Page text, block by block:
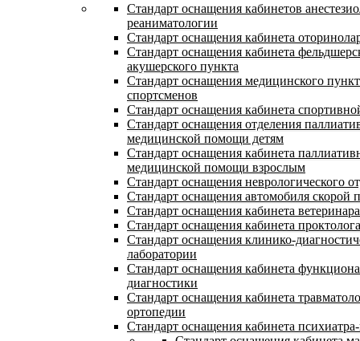
Стандарт оснащения кабинетов
реаниматологии
Стандарт оснащения кабинета
Стандарт оснащения кабинета
акушерского пункта
Стандарт оснащения медицинского
спортсменов
Стандарт оснащения кабинета
Стандарт оснащения отделения
медицинской помощи детям
Стандарт оснащения кабинета
медицинской помощи взрослым
Стандарт оснащения неврологического
Стандарт оснащения автомобиля скорой
Стандарт оснащения кабинета ветеринара
Стандарт оснащения кабинета проктолога
Стандарт оснащения клинико-
лаборатории
Стандарт оснащения кабинета
диагностики
Стандарт оснащения кабинета
ортопедии
Стандарт оснащения кабинета